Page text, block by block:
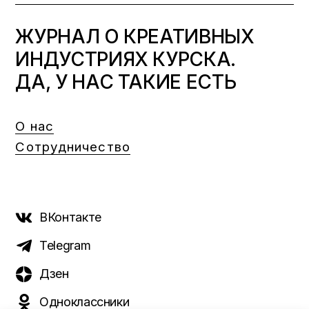
ЖУРНАЛ О КРЕАТИВНЫХ
ИНДУСТРИЯХ КУРСКА.
ДА, У НАС ТАКИЕ ЕСТЬ
О нас
Сотрудничество
ВКонтакте
Telegram
Дзен
Одноклассники